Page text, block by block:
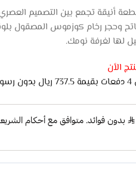
أنيقة تجمع بين التصميم العصري
وحجر رخام كوزموس المصقول
لها لغرفة نومك.
الأن
اشتري الان وادفع لاحقًا على 4